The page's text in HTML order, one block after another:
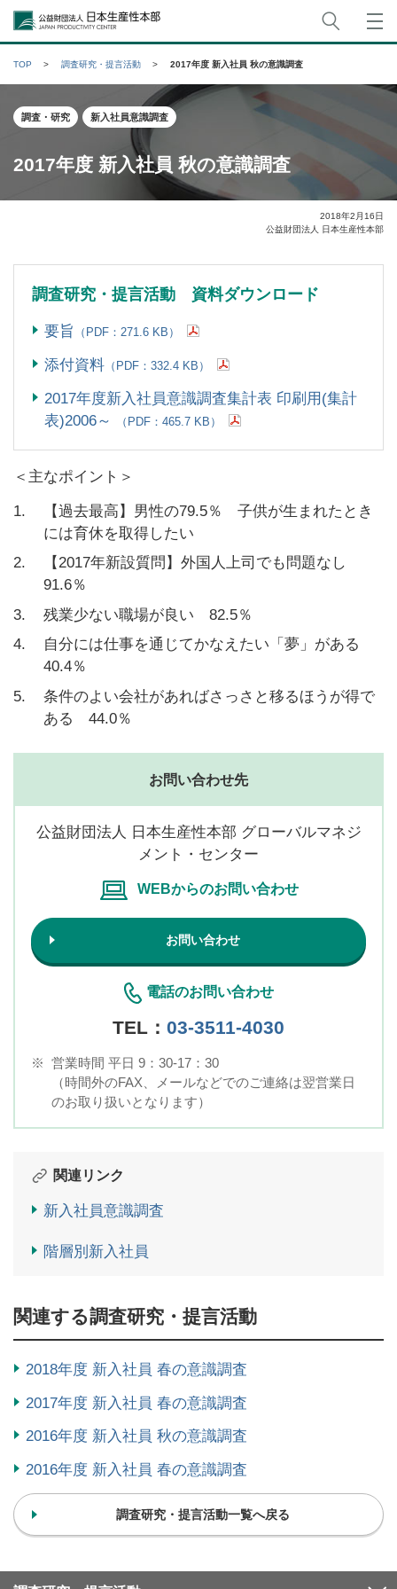
公益財団法人日本生産性本部
TOP 調査研究・提言活動 2017年度 新入社員 秋の意識調査
調査・研究 新入社員意識調査
2017年度 新入社員 秋の意識調査
2018年2月16日
公益財団法人 日本生産性本部
調査研究・提言活動 資料ダウンロード
要旨 （PDF：271.6 KB）
添付資料 （PDF：332.4 KB）
2017年度新入社員意識調査集計表 印刷用(集計
表)2006～
（PDF：465.7 KB）
＜主なポイント＞
1.
【過去最高】男性の79.5％ 子供が生まれたとき
には育休を取得したい
2.
【2017年新設質問】外国人上司でも問題なし
91.6％
3.
残業少ない職場が良い 82.5％
4.
自分には仕事を通じてかなえたい「夢」がある
40.4％
5.
条件のよい会社があればさっさと移るほうが得で
ある 44.0％
お問い合わせ先
公益財団法人 日本生産性本部 グローバルマネジ
メント・センター
WEBからのお問い合わせ
お問い合わせ
電話のお問い合わせ
TEL： 03-3511-4030
※ 営業時間 平日 9：30-17：30
（時間外のFAX、メールなどでのご連絡は翌営業日
のお取り扱いとなります）
関連リンク
新入社員意識調査
階層別新入社員
関連する調査研究・提言活動
2018年度 新入社員 春の意識調査
2017年度 新入社員 春の意識調査
2016年度 新入社員 秋の意識調査
2016年度 新入社員 春の意識調査
調査研究・提言活動一覧へ戻る